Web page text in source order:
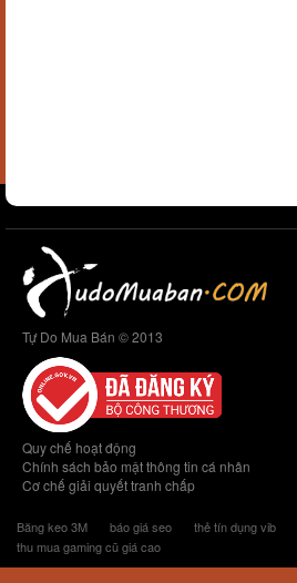
Tự Do Mua Bán © 2013
Quy chế hoạt động
Chính sách bảo mật thông tin cá nhân
Cơ chế giải quyết tranh chấp
Băng keo 3M báo giá seo thẻ tín dụng vib
thu mua gaming cũ giá cao